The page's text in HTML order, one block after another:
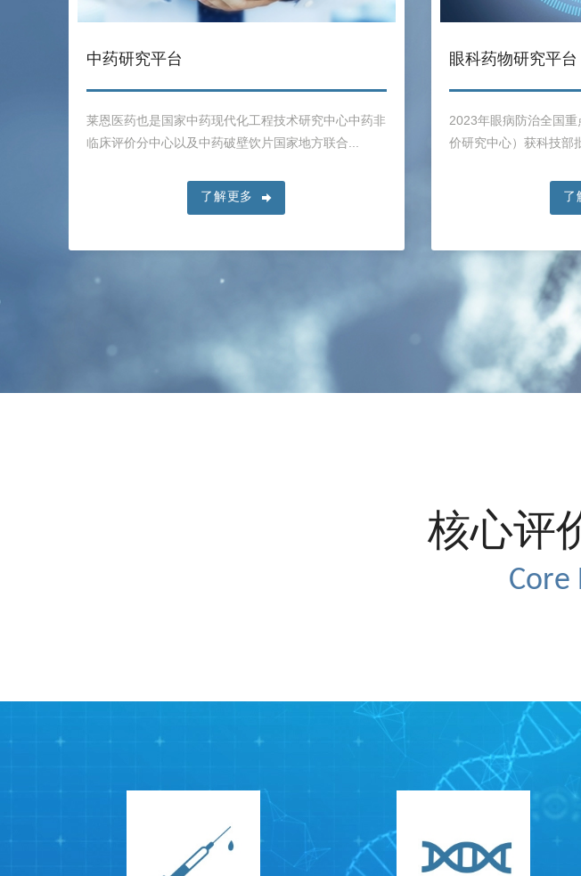
中药研究平台
莱恩医药也是国家中药现代化工程技术研究中心中药非
临床评价分中心以及中药破壁饮片国家地方联合...
了解更多
眼科药物研究平台
2023年眼病防治全国
价研究中心）获科技部
了
核心评
Core